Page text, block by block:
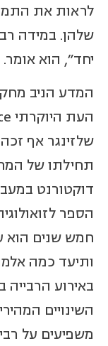
לראות את
שלהן. במידה
יחד", הוא אומר.
המדע הניב
שלזינגר אף
דוקטורנט
הספר
חמש שנים הוא
ותיעד כמה
באירוע
השינויים
משפיעים על